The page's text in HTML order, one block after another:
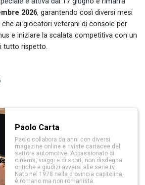
2026, garantendo così diversi mesi
ai giocatori veterani di console per
e iniziare la scalata competitiva con un
tutto rispetto.
Paolo Carta
Paolo collabora da anni con diversi
magazine online e riviste cartacee del
settore automotive. Appassionato di
cinema, viaggi e di sport, non disdegna
critiche e giudizi avversi alle serie tv.
Nato nel 1978 nella provincia capitolina,
è romano ma non romanista.